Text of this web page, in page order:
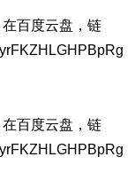
百度云盘，链
百度云盘，链